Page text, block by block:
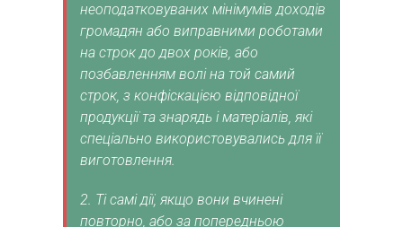
неоподатковуваних мінімумів доходів
громадян або виправними роботами
на строк до двох років, або
позбавленням волі на той самий
строк, з конфіскацією відповідної
продукції та знарядь і матеріалів, які
спеціально використовувались для її
виготовлення.
2. Ті самі дії, якщо вони вчинені
повторно, або за попередньою